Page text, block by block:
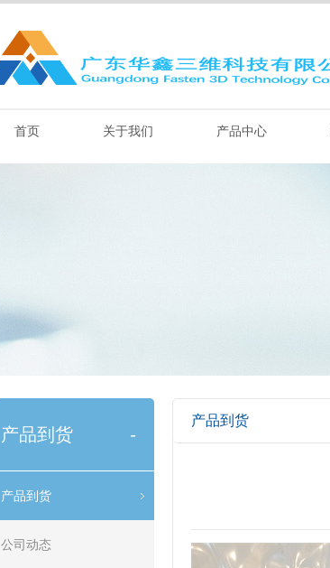
首页 关于我们 产品中心
产品到货 -
产品到货
公司动态
产品到货